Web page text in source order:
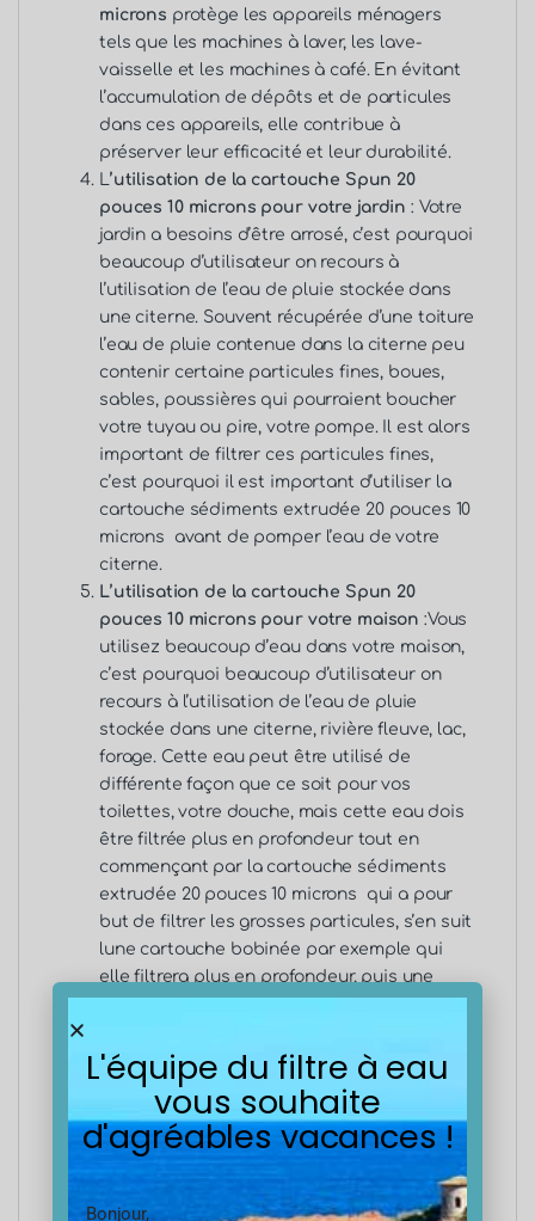
microns protège les appareils ménagers
tels que les machines à laver, les lave-
vaisselle et les machines à café. En évitant
l’accumulation de dépôts et de particules
dans ces appareils, elle contribue à
préserver leur efficacité et leur durabilité.
L’utilisation de la cartouche Spun 20
pouces 10 microns pour votre jardin : Votre
jardin a besoins d’être arrosé, c’est pourquoi
beaucoup d’utilisateur on recours à
l’utilisation de l’eau de pluie stockée dans
une citerne. Souvent récupérée d’une toiture
l’eau de pluie contenue dans la citerne peu
contenir certaine particules fines, boues,
sables, poussières qui pourraient boucher
votre tuyau ou pire, votre pompe. Il est alors
important de filtrer ces particules fines,
c’est pourquoi il est important d’utiliser la
cartouche sédiments extrudée 20 pouces 10
microns avant de pomper l’eau de votre
citerne.
L’utilisation de la cartouche Spun 20
pouces 10 microns pour votre maison :Vous
utilisez beaucoup d’eau dans votre maison,
c’est pourquoi beaucoup d’utilisateur on
recours à l’utilisation de l’eau de pluie
stockée dans une citerne, rivière fleuve, lac,
forage. Cette eau peut être utilisé de
différente façon que ce soit pour vos
toilettes, votre douche, mais cette eau dois
être filtrée plus en profondeur tout en
commençant par la cartouche sédiments
extrudée 20 pouces 10 microns qui a pour
but de filtrer les grosses particules, s’en suit
lune cartouche bobinée par exemple qui
elle filtrera plus en profondeur, puis une
III. Efficacité de la cartouche Spun 20
pouces 10 microns
La cartouche Spun 20 pouces 10 microns offre
une efficacité de filtration élevée grâce à sa
L'équipe du filtre à eau
vous souhaite
d'agréables vacances !
Bonjour,